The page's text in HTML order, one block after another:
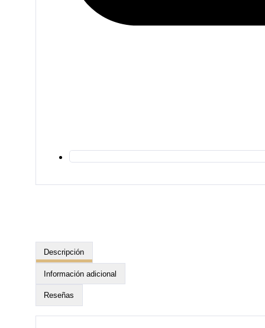
Descripción
Información adicional
Reseñas